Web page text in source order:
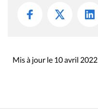
Mis à jour le 10 avril 2022